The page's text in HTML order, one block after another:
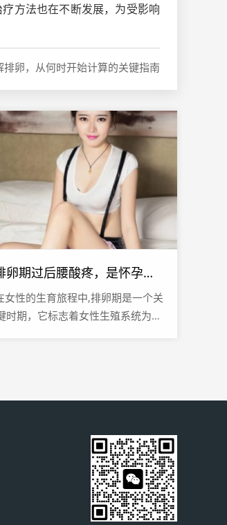
方法也在不断发展，为受影响
排卵，从何时开始计算的关键指南
排卵期过后腰酸疼，是怀孕的信号吗？
女性的生育旅程中,排卵期是一个关
时期，它标志着女性生殖系统为可